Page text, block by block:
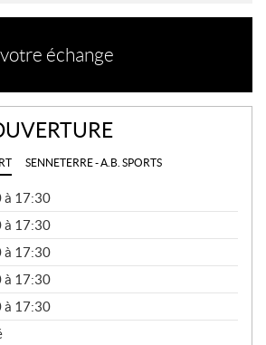
échange
SENNETERRE - A.B. SPORTS
à 17:30
à 17:30
à 17:30
à 17:30
à 17:30